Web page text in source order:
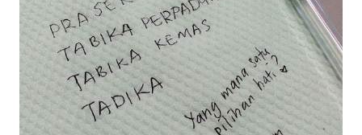
sikit...dalam perjalanan dari dalam kereta tu biasalah kan
kami memang akan pimpin anak-anak jalan sampai masuk
dalam... dan kebiasanya bagi anak 4 macam kami ni bahagi-
bahagi lah siapa nak pimpin siapa... dan biasanya aku akan
dukung adik hadi sambil pimpin kakak husna... yang abg
ngah dengan abg long terserah pada shah la pulak.. tapi